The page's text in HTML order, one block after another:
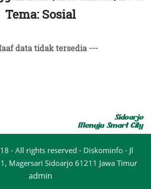
Tema: Sosial
data tidak tersedia ---
- All rights reserved - Diskominfo - Jl
Magersari Sidoarjo 61211 Jawa Timur
--admin--